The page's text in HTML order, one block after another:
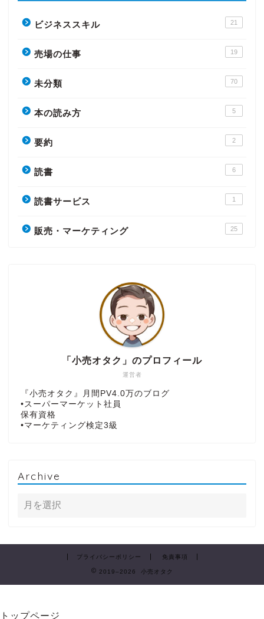
ビジネススキル 21
売場の仕事 19
未分類 70
本の読み方 5
要約 2
読書 6
読書サービス 1
販売・マーケティング 25
運営者
「小売オタク」のプロフィール
『小売オタク』月間PV4.0万のブログ
•スーパーマーケット社員
保有資格
•マーケティング検定3級
Archive
プライバシーポリシー 免責事項
2019–2026 小売オタク
トップページ